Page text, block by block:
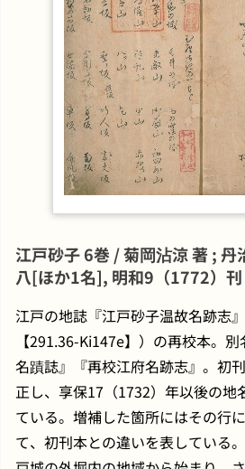
江戸砂子 6巻 / 菊岡沾涼 著 ; 丹治庶智 補 : 須原屋伊
八[ほか1名], 明和9（1772）刊
江戸の地誌『江戸砂子温故名跡志
【291.36-Ki147e】）の再校本。
名蹟誌』『再校江府名跡志』。初
正し、享保17（1732）年以後の地
ている。増補した箇所にはその行
て、初刊本との違いを表している